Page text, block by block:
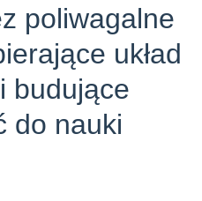
poliwagalne
układ
budujące
do nauki